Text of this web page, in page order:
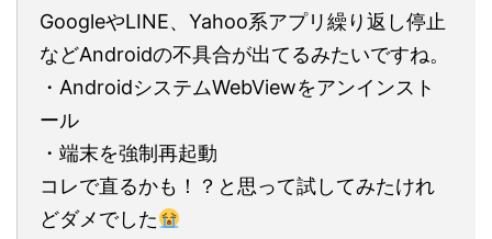
GoogleやLINE、Yahoo系アプリ繰り返し停止
などAndroidの不具合が出てるみたいですね。
・AndroidシステムWebViewをアンインスト
ール
・端末を強制再起動
コレで直るかも！？と思って試してみたけれ
どダメでした